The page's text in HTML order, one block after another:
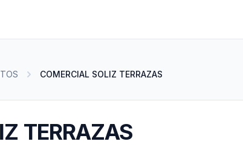
COMERCIAL SOLIZ TERRAZAS
TERRAZAS